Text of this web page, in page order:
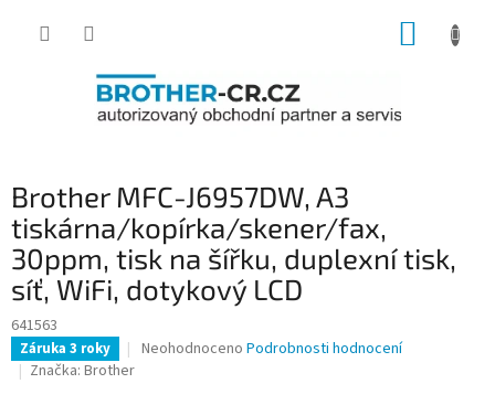
Brother MFC-J6957DW, A3
tiskárna/kopírka/skener/fax,
30ppm, tisk na šířku, duplexní tisk,
síť, WiFi, dotykový LCD
641563
Záruka 3 roky
Průměrné
Neohodnoceno Podrobnosti hodnocení
Značka: Brother